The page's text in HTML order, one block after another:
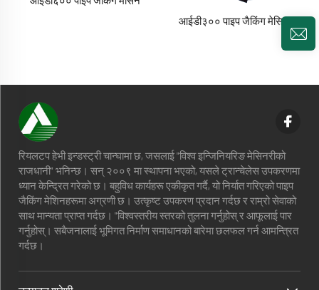
आईडी३०० पाइप जैकिंग मेसिन
रियलटप हेभी इन्डस्ट्री चान्घामा छ, जसलाई "विश्व इन्जिनियरिङ मेसिनरीको
राजधानी" भनिन्छ। सन् २००९ मा स्थापना भएको, यसले ट्रान्चेलेस उपकरणमा
ध्यान केन्द्रित गरेको छ। बहुविध कार्यहरू एकीकृत गर्दै, यो निर्यात गरिएको पाइप
जैकिंग मेशिनहरूमा अग्रणी छ। उत्कृष्ट उपकरण प्रदान गर्दछ र राम्रो सेवाको
साथ मान्यता प्राप्त गर्दछ। "विश्वस्तरीय स्तरको तुलना गर्नुहोस् र आफूलाई पार
गर्नुहोस्। सबैजनालाई भूमिगत निर्माण समाधानको बारेमा छलफल गर्न आमन्त्रित
गर्दछ।